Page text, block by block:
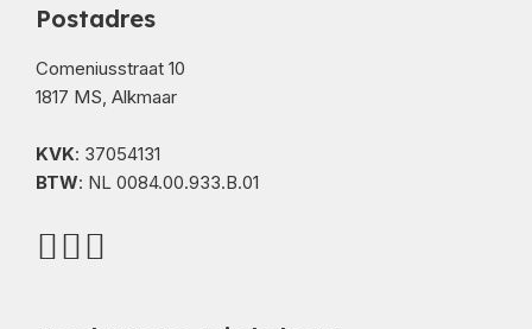
Postadres
Comeniusstraat 10
1817 MS, Alkmaar
KVK: 37054131
BTW: NL 0084.00.933.B.01